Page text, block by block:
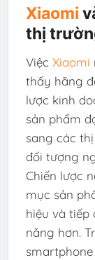
Xiaomi
thị
Việc Xiaomi
thấy hãng
lược kinh
sản phẩm
sang các
đối tượng
Chiến lược
mục sản
hiệu và tiếp
năng hơn.